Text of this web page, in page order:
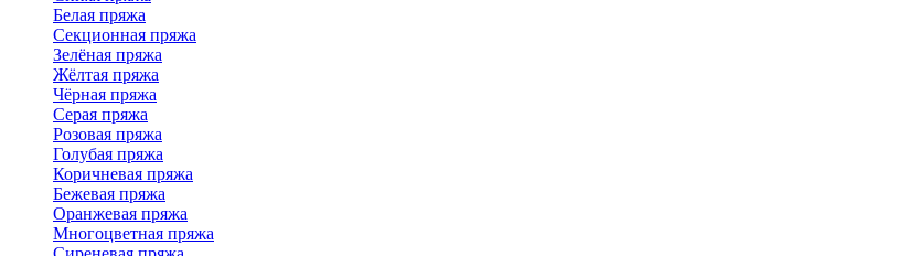
Белая пряжа
Секционная пряжа
Зелёная пряжа
Жёлтая пряжа
Чёрная пряжа
Серая пряжа
Розовая пряжа
Голубая пряжа
Коричневая пряжа
Бежевая пряжа
Оранжевая пряжа
Многоцветная пряжа